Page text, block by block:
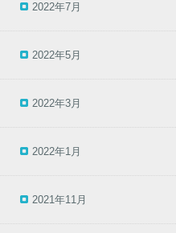
2022年7月
2022年5月
2022年3月
2022年1月
2021年11月